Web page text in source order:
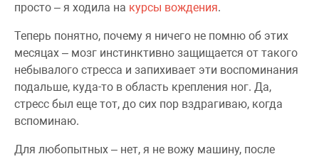
просто – я ходила на курсы вождения.
Теперь понятно, почему я ничего не помню об этих
месяцах – мозг инстинктивно защищается от такого
небывалого стресса и запихивает эти воспоминания
подальше, куда-то в область крепления ног. Да,
стресс был еще тот, до сих пор вздрагиваю, когда
вспоминаю.
Для любопытных – нет, я не вожу машину, после